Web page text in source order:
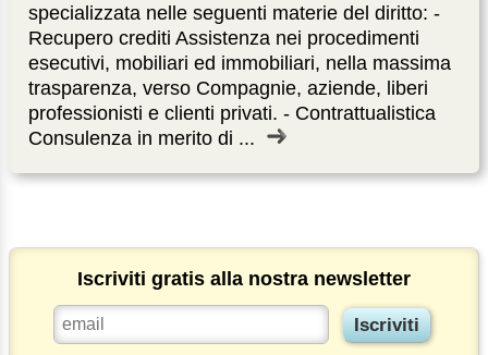
specializzata nelle seguenti materie del diritto: -
Recupero crediti Assistenza nei procedimenti
esecutivi, mobiliari ed immobiliari, nella massima
trasparenza, verso Compagnie, aziende, liberi
professionisti e clienti privati. - Contrattualistica
Consulenza in merito di ...
Iscriviti gratis alla nostra newsletter